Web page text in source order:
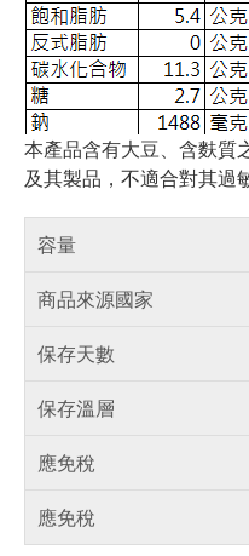
本產品含有大豆、含麩質
及其製品，不適合對其過
容量
商品來源國家
保存天數
保存溫層
應免稅
應免稅